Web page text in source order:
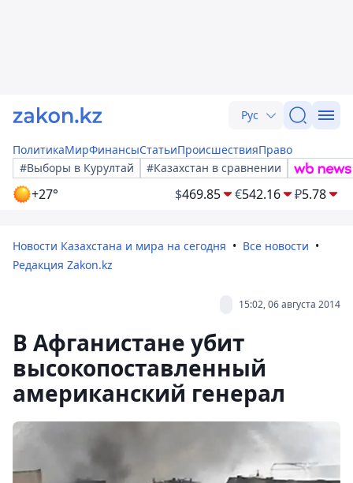
Рус
ПолитикаМирФинансыСтатьиПроисшествияПраво
#Выборы в Курултай
#Казахстан в сравнении
+27° $469.85 €542.16 ₽5.78
Новости Казахстана и мира на сегодня
Все новости
Редакция Zakon.kz
15:02, 06 августа 2014
В Афганистане убит
высокопоставленный
американский генерал